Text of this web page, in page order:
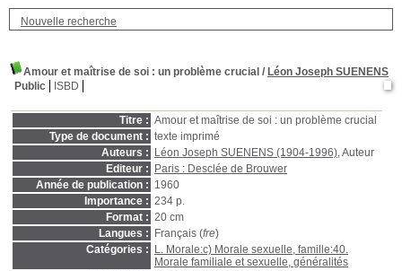
Nouvelle recherche
Amour et maîtrise de soi : un problème crucial / Léon Joseph SUENENS
Public
ISBD
Titre : Amour et maîtrise de soi : un problème crucial
Type de document : texte imprimé
Auteurs :
Léon Joseph SUENENS (1904-1996), Auteur
Editeur :
Paris : Desclée de Brouwer
Année de publication : 1960
Importance : 234 p.
Format : 20 cm
Langues :
Français (fre)
Catégories :
L. Morale:c) Morale sexuelle, famille:40.
Morale familiale et sexuelle, généralités